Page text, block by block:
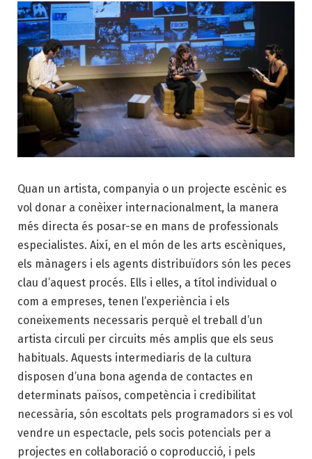
Quan un artista, companyia o un projecte escènic es
vol donar a conèixer internacionalment, la manera
més directa és posar-se en mans de professionals
especialistes. Així, en el món de les arts escèniques,
els mànagers i els agents distribuïdors són les peces
clau d’aquest procés. Ells i elles, a títol individual o
com a empreses, tenen l’experiència i els
coneixements necessaris perquè el treball d’un
artista circuli per circuits més amplis que els seus
habituals. Aquests intermediaris de la cultura
disposen d’una bona agenda de contactes en
determinats països, competència i credibilitat
necessària, són escoltats pels programadors si es vol
vendre un espectacle, pels socis potencials per a
projectes en col·laboració o coproducció, i pels